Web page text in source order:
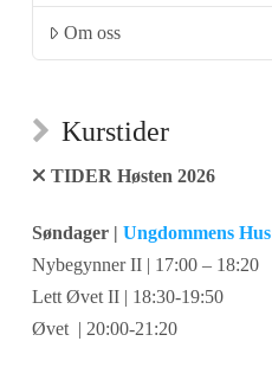
Om oss
Kurstider
TIDER Høsten 2026
Søndager | Ungdommens Hus
Nybegynner II | 17:00 – 18:20
Lett Øvet II | 18:30-19:50
Øvet | 20:00-21:20